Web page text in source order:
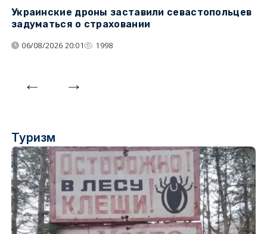
Украинские дроны заставили севастопольцев
задуматься о страховании
06/08/2026 20:01 1998
Туризм